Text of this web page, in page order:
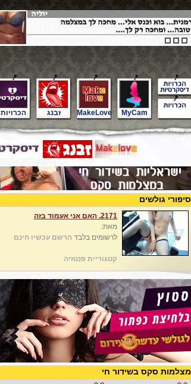
הכרויות זבנג MakeLove MyCam
סיפורי גולשים
2171. האם אני אעמוד בזה
מאת:
לרשומים בלבד הרשם עכשיו חינם
קטגוריית פנטזיה
מצלמות סקס בשידור חי